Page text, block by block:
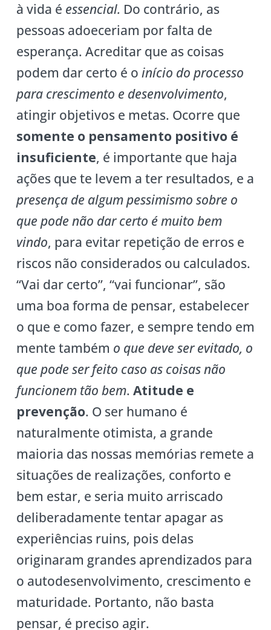
à vida é essencial. Do contrário, as
pessoas adoeceriam por falta de
esperança. Acreditar que as coisas
podem dar certo é o início do processo
para crescimento e desenvolvimento,
atingir objetivos e metas. Ocorre que
somente o pensamento positivo é
insuficiente, é importante que haja
ações que te levem a ter resultados, e a
presença de algum pessimismo sobre o
que pode não dar certo é muito bem
vindo, para evitar repetição de erros e
riscos não considerados ou calculados.
“Vai dar certo”, “vai funcionar”, são
uma boa forma de pensar, estabelecer
o que e como fazer, e sempre tendo em
mente também o que deve ser evitado, o
que pode ser feito caso as coisas não
funcionem tão bem. Atitude e
prevenção. O ser humano é
naturalmente otimista, a grande
maioria das nossas memórias remete a
situações de realizações, conforto e
bem estar, e seria muito arriscado
deliberadamente tentar apagar as
experiências ruins, pois delas
originaram grandes aprendizados para
o autodesenvolvimento, crescimento e
maturidade. Portanto, não basta
pensar, é preciso agir.